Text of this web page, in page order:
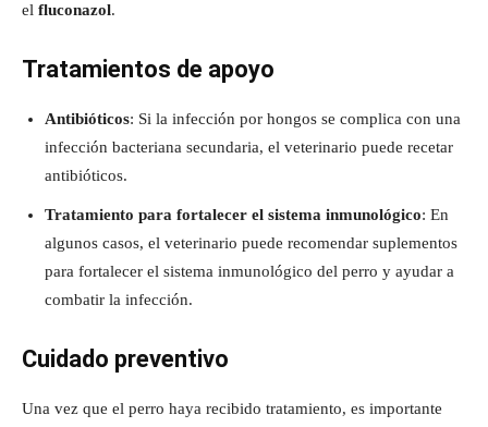
el fluconazol.
Tratamientos de apoyo
Antibióticos: Si la infección por hongos se complica con una
infección bacteriana secundaria, el veterinario puede recetar
antibióticos.
Tratamiento para fortalecer el sistema inmunológico: En
algunos casos, el veterinario puede recomendar suplementos
para fortalecer el sistema inmunológico del perro y ayudar a
combatir la infección.
Cuidado preventivo
Una vez que el perro haya recibido tratamiento, es importante